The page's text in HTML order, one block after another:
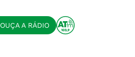
OUÇA A RÁDIO